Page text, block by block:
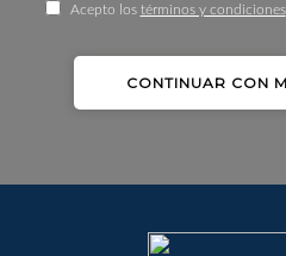
Acepto los términos y condiciones